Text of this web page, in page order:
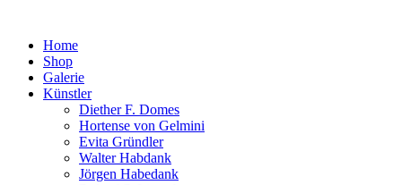
Home
Shop
Galerie
Künstler
Diether F. Domes
Hortense von Gelmini
Evita Gründler
Walter Habdank
Jörgen Habedank